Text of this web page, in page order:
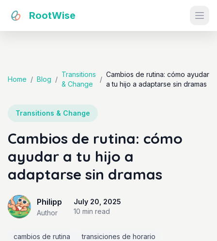
RootWise
Home / Blog /
Transitions
& Change
/
Cambios de rutina: cómo ayudar
a tu hijo a adaptarse sin dramas
Transitions & Change
Cambios de rutina: cómo
ayudar a tu hijo a
adaptarse sin dramas
Philipp
Author
July 20, 2025
10 min read
cambios de rutina
transiciones de horario